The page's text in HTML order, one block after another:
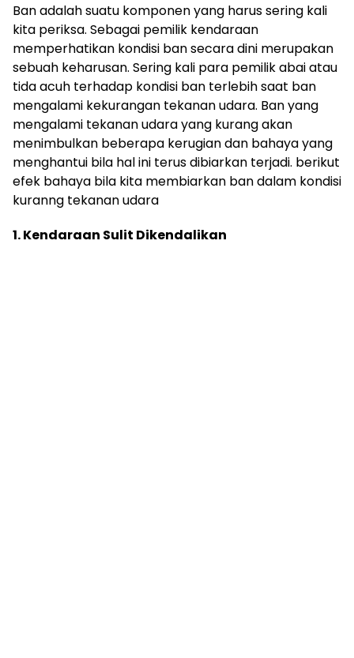
Ban adalah suatu komponen yang harus sering kali
kita periksa. Sebagai pemilik kendaraan
memperhatikan kondisi ban secara dini merupakan
sebuah keharusan. Sering kali para pemilik abai atau
tida acuh terhadap kondisi ban terlebih saat ban
mengalami kekurangan tekanan udara. Ban yang
mengalami tekanan udara yang kurang akan
menimbulkan beberapa kerugian dan bahaya yang
menghantui bila hal ini terus dibiarkan terjadi. berikut
efek bahaya bila kita membiarkan ban dalam kondisi
kuranng tekanan udara
1. Kendaraan Sulit Dikendalikan